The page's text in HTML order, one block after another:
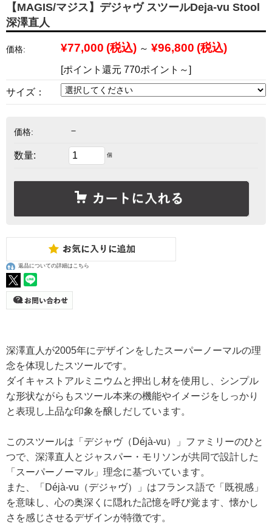
【MAGIS/マジス】デジャヴ スツールDeja-vu Stool
深澤直人
価格: ¥77,000 (税込) ～ ¥96,800 (税込)
[ポイント還元 770ポイント～]
サイズ：
価格: －
数量: 個
返品についての詳細はこちら
深澤直人が2005年にデザインをしたスーパーノーマルの理
念を体現したスツールです。
ダイキャストアルミニウムと押出し材を使用し、シンプル
な形状ながらもスツール本来の機能やイメージをしっかり
と表現し上品な印象を醸しだしています。
このスツールは「デジャヴ（Déjà-vu）」ファミリーのひと
つで、深澤直人とジャスパー・モリソンが共同で設計した
「スーパーノーマル」理念に基づいています。
また、「Déjà-vu（デジャヴ）」はフランス語で「既視感」
を意味し、心の奥深くに隠れた記憶を呼び覚ます、懐かし
さを感じさせるデザインが特徴です。